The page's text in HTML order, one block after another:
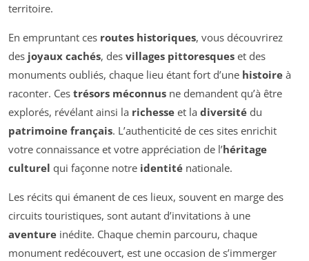
territoire.
En empruntant ces routes historiques, vous découvrirez
des joyaux cachés, des villages pittoresques et des
monuments oubliés, chaque lieu étant fort d’une histoire à
raconter. Ces trésors méconnus ne demandent qu’à être
explorés, révélant ainsi la richesse et la diversité du
patrimoine français. L’authenticité de ces sites enrichit
votre connaissance et votre appréciation de l’héritage
culturel qui façonne notre identité nationale.
Les récits qui émanent de ces lieux, souvent en marge des
circuits touristiques, sont autant d’invitations à une
aventure inédite. Chaque chemin parcouru, chaque
monument redécouvert, est une occasion de s’immerger